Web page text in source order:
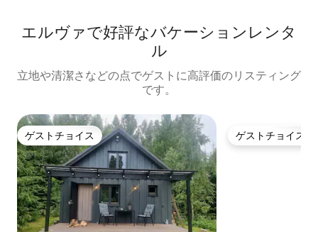
エルヴァで好評なバケーションレンタ
ル
立地や清潔さなどの点でゲストに高評価のリスティング
です。
ゲストチョイス
ゲストチョイス ゲストチョイス
ゲストチョイス